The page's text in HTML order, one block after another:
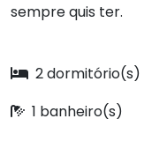
sempre quis ter.
2 dormitório(s)
1 banheiro(s)